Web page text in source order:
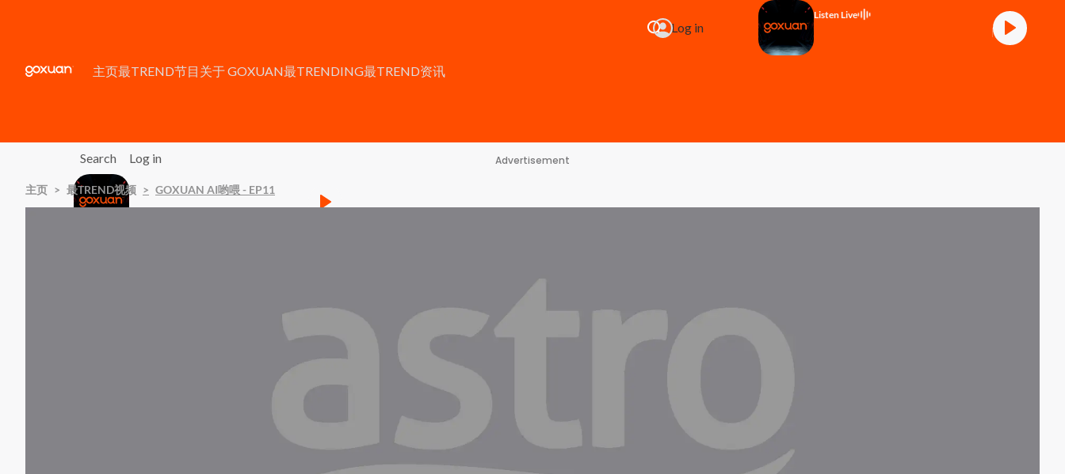
主页最TREND节目 关于 GOXUAN最TRENDING最TREND资讯
Search Log in
Listen Live
Be Your Own Trend
Log in
Listen Live
Be Your Own Trend
Advertisement
主页 最TREND视频 GOXUAN AI哟喂 - EP11